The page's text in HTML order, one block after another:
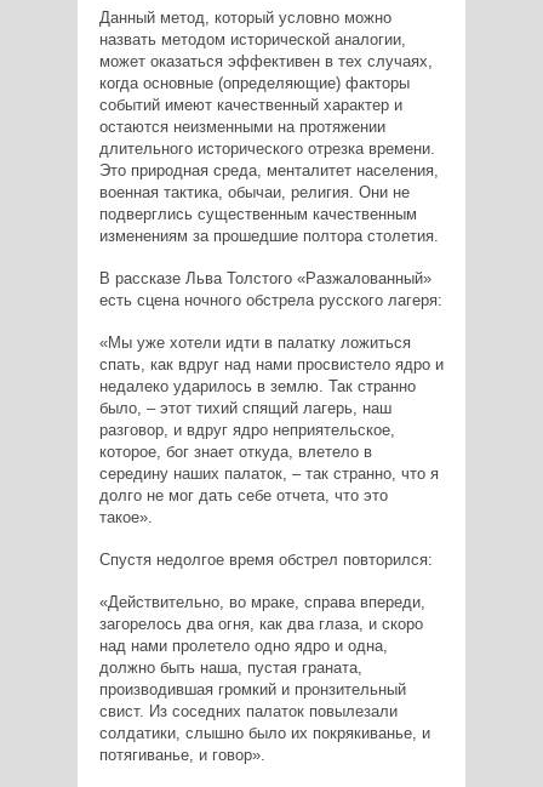
Данный метод, который условно можно
назвать методом исторической аналогии,
может оказаться эффективен в тех случаях,
когда основные (определяющие) факторы
событий имеют качественный характер и
остаются неизменными на протяжении
длительного исторического отрезка времени.
Это природная среда, менталитет населения,
военная тактика, обычаи, религия. Они не
подверглись существенным качественным
изменениям за прошедшие полтора столетия.
В рассказе Льва Толстого «Разжалованный»
есть сцена ночного обстрела русского лагеря:
«Мы уже хотели идти в палатку ложиться
спать, как вдруг над нами просвистело ядро и
недалеко ударилось в землю. Так странно
было, – этот тихий спящий лагерь, наш
разговор, и вдруг ядро неприятельское,
которое, бог знает откуда, влетело в
середину наших палаток, – так странно, что я
долго не мог дать себе отчета, что это
такое».
Спустя недолгое время обстрел повторился:
«Действительно, во мраке, справа впереди,
загорелось два огня, как два глаза, и скоро
над нами пролетело одно ядро и одна,
должно быть наша, пустая граната,
производившая громкий и пронзительный
свист. Из соседних палаток повылезали
солдатики, слышно было их покрякиванье, и
потягиванье, и говор».